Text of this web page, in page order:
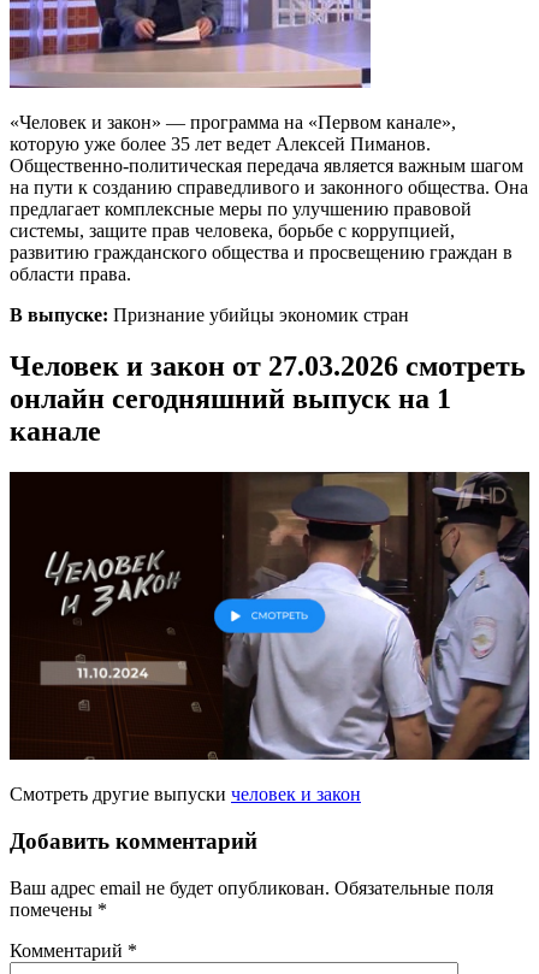
«Человек и закон» — программа на «Первом канале»,
которую уже более 35 лет ведет Алексей Пиманов.
Общественно-политическая передача является важным шагом
на пути к созданию справедливого и законного общества. Она
предлагает комплексные меры по улучшению правовой
системы, защите прав человека, борьбе с коррупцией,
развитию гражданского общества и просвещению граждан в
области права.
В выпуске: Признание убийцы экономик стран
Человек и закон от 27.03.2026 смотреть
онлайн сегодняшний выпуск на 1
канале
Смотреть другие выпуски человек и закон
Добавить комментарий
Ваш адрес email не будет опубликован. Обязательные поля
помечены *
Комментарий *